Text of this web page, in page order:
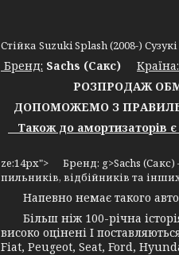
Стійка Suzuki Splash (2008-)
Бренд: Sachs (Сакс) Країна:
РОЗПРОДАЖ
ДОПОМОЖЕМО З
Також до амортизаторів
ze:14px"> Бренд: g>Sachs
пильників, відбійників та
Напевно немає такого
Більш ніж 100-річна
високо оцінені І
Fiat, Peugeot, Seat, Ford,